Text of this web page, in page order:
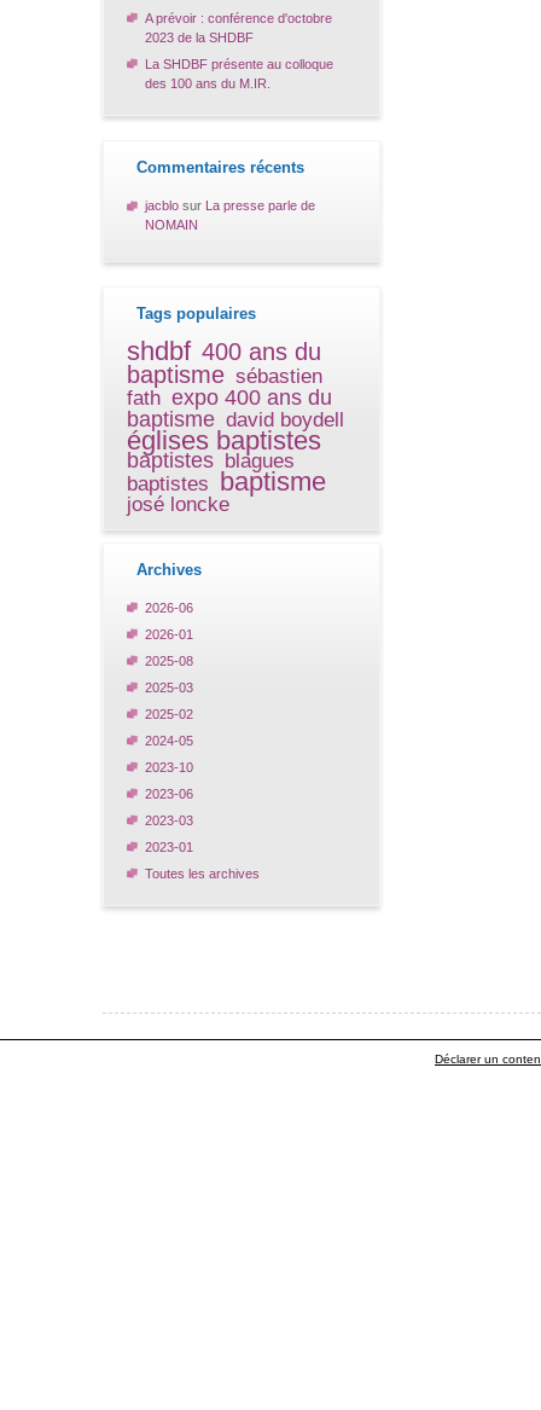
A prévoir : conférence d'octobre
2023 de la SHDBF
La SHDBF présente au colloque
des 100 ans du M.IR.
Commentaires récents
jacblo sur La presse parle de
NOMAIN
Tags populaires
shdbf 400 ans du
baptisme sébastien
fath expo 400 ans du
baptisme david boydell
églises baptistes
baptistes blagues
baptistes baptisme
josé loncke
Archives
2026-06
2026-01
2025-08
2025-03
2025-02
2024-05
2023-10
2023-06
2023-03
2023-01
Toutes les archives
Déclarer un